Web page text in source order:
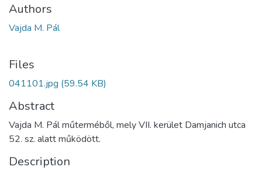
Authors
Vajda M. Pál
Files
041101.jpg (59.54 KB)
Abstract
Vajda M. Pál műterméből, mely VII. kerület Damjanich utca
52. sz. alatt működött.
Description